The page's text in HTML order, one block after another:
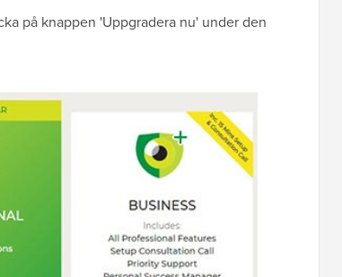
på knappen 'Uppgradera nu' under den